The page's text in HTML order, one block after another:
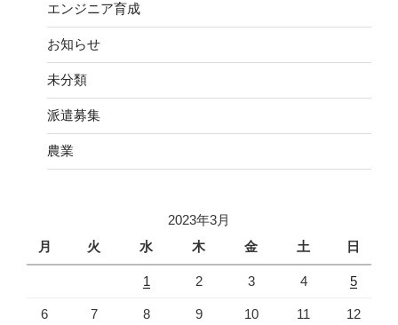
エンジニア育成
お知らせ
未分類
派遣募集
農業
2023年3月
月
火 水 木 金 土 日
1 2 3 4 5
6 7 8 9 10 11 12